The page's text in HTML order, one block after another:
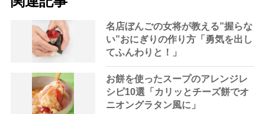
名店ぼんごの女将が教える”握らな
い”おにぎりの作り方「勇気を出し
てふんわりと！」
お餅を使ったスープのアレンジレ
シピ10選「カリッとチーズ餅でオ
ニオングラタン風に」